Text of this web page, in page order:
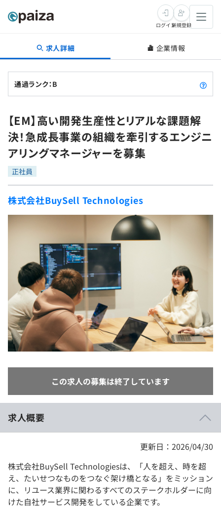
転職・キャリア
転職成功ガイド
転職エージェント
インタビュー
転職成功ガイド
新卒就活
求人検索
本選考
インターン
新卒エージェント
インタビュー
就活成功ガイド
学習
問題集
4択課題
リファレンス
プラン
個人向けプラン
法人向けプラン
学校向けプラン
プログラミング言語
再チャレンジ結果一覧
ゲーム・マンガ
Tech Team Journal
note
paizaとは？
ログイン新規登録
求人詳細 企業情報
通過ランク：B
【EM】高い開発生産性とリアルな課題解
決！急成長事業の組織を牽引するエンジニ
アリングマネージャーを募集
正社員
株式会社BuySell Technologies
この求人の募集は終了しています
求人概要
更新日：2026/04/30
株式会社BuySell Technologiesは、「人を超え、時を超
え、たいせつなものをつなぐ架け橋となる」をミッション
に、リユース業界に関わるすべてのステークホルダーに向
けた自社サービス開発をしている企業です。